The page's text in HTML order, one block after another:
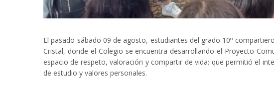
El pasado sábado 09 de agosto, estudiantes del grado 10º
Cristal, donde el Colegio se encuentra desarrollando el Proyecto
espacio de respeto, valoración y compartir de vida; que permitió el
de estudio y valores personales.